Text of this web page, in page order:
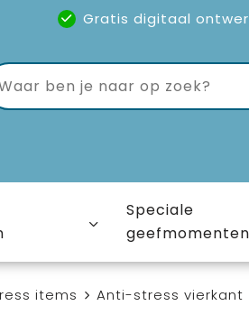
Gratis digitaal
Speciale
geefmomenten
items Anti-stress vierkant